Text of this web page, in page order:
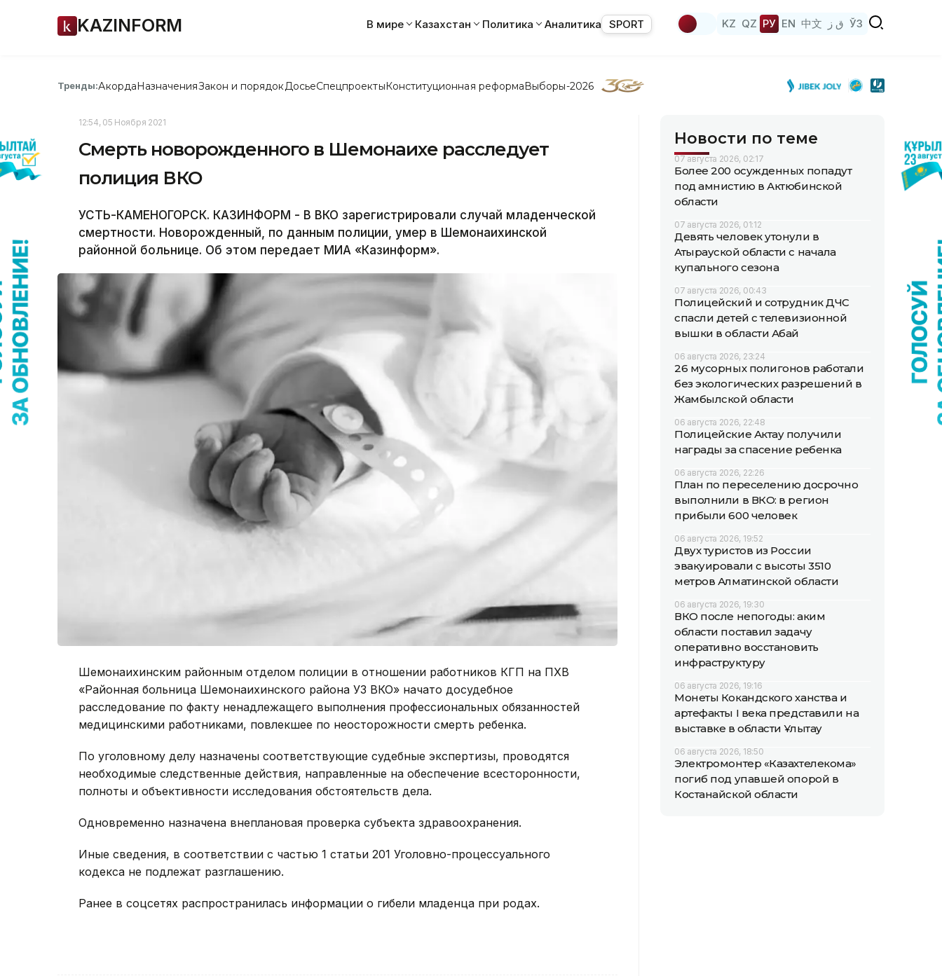
KAZINFORM В мире Казахстан Политика Аналитика SPORT KZ QZ РУ EN 中文 ق ز ЎЗ
Тренды:АкордаНазначенияЗакон и порядок ДосьеСпецпроектыКонституционная реформаВыборы-2026
12:54, 05 Ноября 2021
Смерть новорожденного в Шемонаихе расследует
полиция ВКО
УСТЬ-КАМЕНОГОРСК. КАЗИНФОРМ - В ВКО зарегистрировали случай младенческой
смертности. Новорожденный, по данным полиции, умер в Шемонаихинской
районной больнице. Об этом передает МИА «Казинформ».
Шемонаихинским районным отделом полиции в отношении работников КГП на ПХВ
«Районная больница Шемонаихинского района УЗ ВКО» начато досудебное
расследование по факту ненадлежащего выполнения профессиональных обязанностей
медицинскими работниками, повлекшее по неосторожности смерть ребенка.
По уголовному делу назначены соответствующие судебные экспертизы, проводятся
необходимые следственные действия, направленные на обеспечение всесторонности,
полноты и объективности исследования обстоятельств дела.
Одновременно назначена внеплановая проверка субъекта здравоохранения.
Иные сведения, в соответствии с частью 1 статьи 201 Уголовно-процессуального
кодекса не подлежат разглашению.
Ранее в соцсетях распространилась информации о гибели младенца при родах.
Новости по теме
07 августа 2026, 02:17
Более 200 осужденных попадут
под амнистию в Актюбинской
области
07 августа 2026, 01:12
Девять человек утонули в
Атырауской области с начала
купального сезона
07 августа 2026, 00:43
Полицейский и сотрудник ДЧС
спасли детей с телевизионной
вышки в области Абай
06 августа 2026, 23:24
26 мусорных полигонов работали
без экологических разрешений в
Жамбылской области
06 августа 2026, 22:48
Полицейские Актау получили
награды за спасение ребенка
06 августа 2026, 22:26
План по переселению досрочно
выполнили в ВКО: в регион
прибыли 600 человек
06 августа 2026, 19:52
Двух туристов из России
эвакуировали с высоты 3510
метров Алматинской области
06 августа 2026, 19:30
ВКО после непогоды: аким
области поставил задачу
оперативно восстановить
инфраструктуру
06 августа 2026, 19:16
Монеты Кокандского ханства и
артефакты I века представили на
выставке в области Ұлытау
06 августа 2026, 18:50
Электромонтер «Казахтелекома»
погиб под упавшей опорой в
Костанайской области